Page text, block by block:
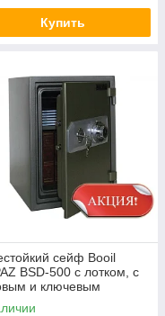
Купить
сейф Booil
BSD-500 с лотком, с
и ключевым